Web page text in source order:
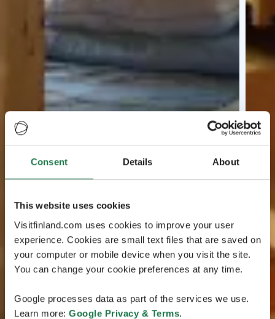
Consent Details About
This website uses cookies
Visitfinland.com uses cookies to improve your user
experience. Cookies are small text files that are saved on
your computer or mobile device when you visit the site.
You can change your cookie preferences at any time.
Google processes data as part of the services we use.
Learn more: Google Privacy & Terms.